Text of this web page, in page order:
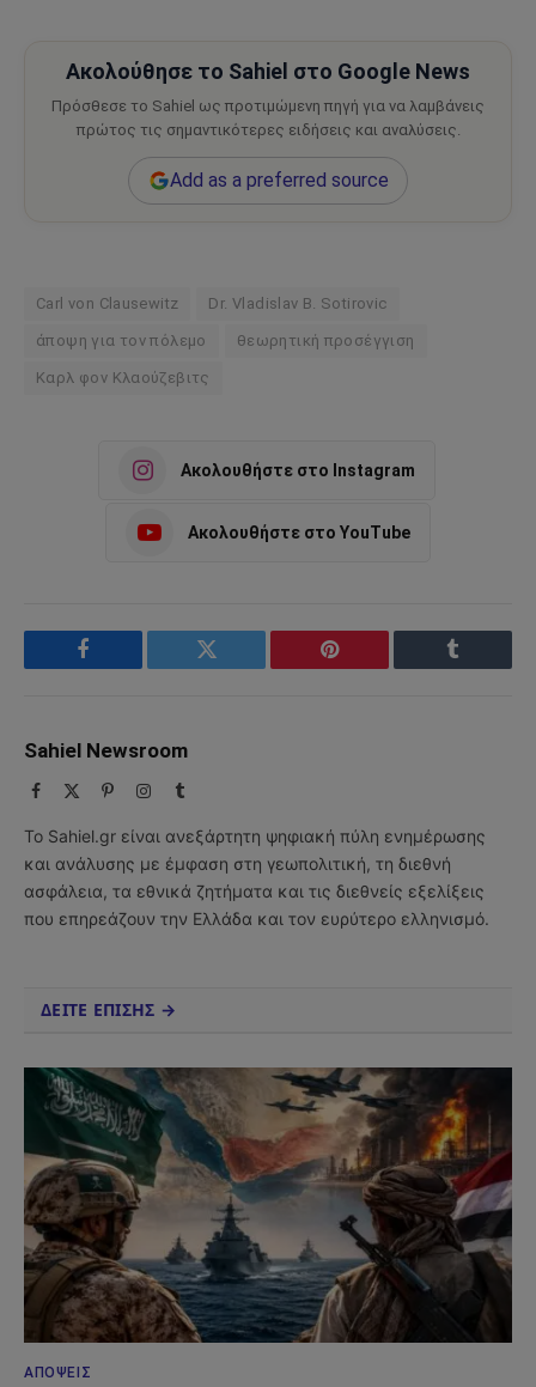
Ακολούθησε το Sahiel στο Google News
Πρόσθεσε το Sahiel ως προτιμώμενη πηγή για να λαμβάνεις
πρώτος τις σημαντικότερες ειδήσεις και αναλύσεις.
Add as a preferred source
Carl von Clausewitz Dr. Vladislav B. Sotirovic
άποψη για τον πόλεμο θεωρητική προσέγγιση
Καρλ φον Κλαούζεβιτς
Ακολουθήστε στο Instagram
Ακολουθήστε στο YouTube
Facebook Twitter Pinterest Tumblr
Sahiel Newsroom
Facebook PinterestInstagram
Tumblr
Το Sahiel.gr είναι ανεξάρτητη ψηφιακή πύλη ενημέρωσης
και ανάλυσης με έμφαση στη γεωπολιτική, τη διεθνή
ασφάλεια, τα εθνικά ζητήματα και τις διεθνείς εξελίξεις
που επηρεάζουν την Ελλάδα και τον ευρύτερο ελληνισμό.
ΔΕΙΤΕ ΕΠΙΣΗΣ →
ΑΠΌΨΕΙΣ